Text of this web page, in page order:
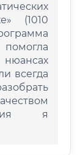
(1010
всегда
я